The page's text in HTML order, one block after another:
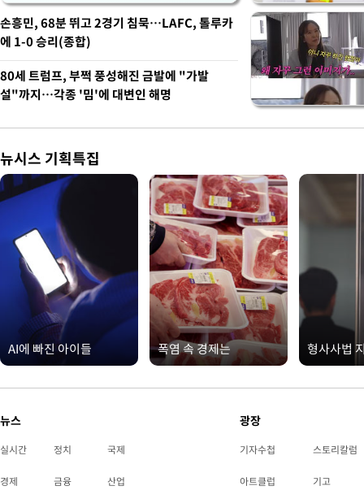
손흥민, 68분 뛰고 2경기 침묵…LAFC, 톨루카
에 1-0 승리(종합)
80세 트럼프, 부쩍 풍성해진 금발에 "가발
설"까지…각종 '밈'에 대변인 해명
뉴시스 기획특집
AI에 빠진 아이들 폭염 속 경제는 형사사법
뉴스
실시간 정치 국제
경제 금융 산업
광장
기자수첩 스토리칼럼
아트클럽 기고